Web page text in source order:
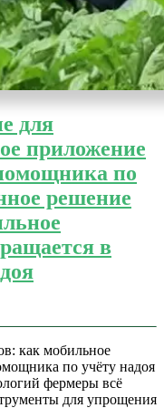
для
приложение
по
решение
в
как мобильное
по учёту надоя
фермеры всё
для упрощения